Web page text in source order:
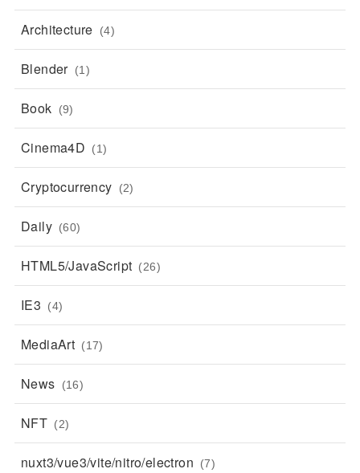
Architecture (4)
Blender (1)
Book (9)
Cinema4D (1)
Cryptocurrency (2)
Daily (60)
HTML5/JavaScript (26)
IE3 (4)
MediaArt (17)
News (16)
NFT (2)
nuxt3/vue3/vite/nitro/electron (7)